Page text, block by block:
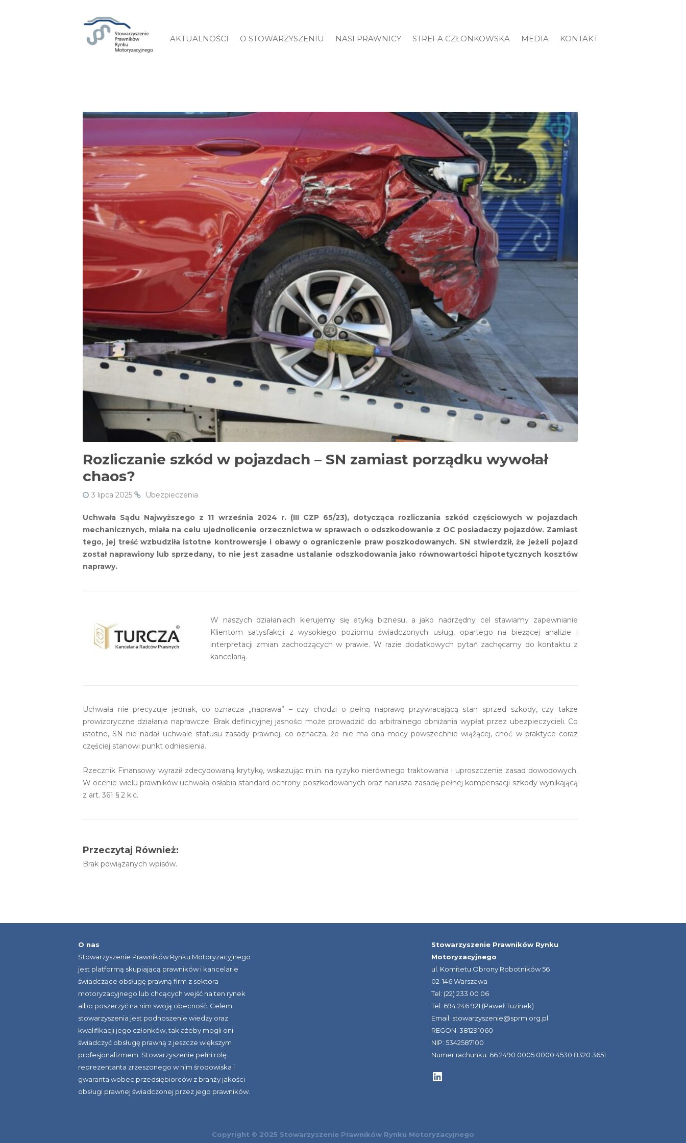
AKTUALNOŚCI O STOWARZYSZENIU NASI PRAWNICY STREFA CZŁONKOWSKA MEDIA KONTAKT
Rozliczanie szkód w pojazdach – SN zamiast porządku wywołał
chaos?
3 lipca 2025 Ubezpieczenia
Uchwała Sądu Najwyższego z 11 września 2024 r. (III CZP 65/23), dotycząca rozliczania szkód częściowych w pojazdach
mechanicznych, miała na celu ujednolicenie orzecznictwa w sprawach o odszkodowanie z OC posiadaczy pojazdów. Zamiast
tego, jej treść wzbudziła istotne kontrowersje i obawy o ograniczenie praw poszkodowanych. SN stwierdził, że jeżeli pojazd
został naprawiony lub sprzedany, to nie jest zasadne ustalanie odszkodowania jako równowartości hipotetycznych kosztów
naprawy.
W naszych działaniach kierujemy się etyką biznesu, a jako nadrzędny cel stawiamy zapewnianie
Klientom satysfakcji z wysokiego poziomu świadczonych usług, opartego na bieżącej analizie i
interpretacji zmian zachodzących w prawie. W razie dodatkowych pytań zachęcamy do kontaktu z
kancelarią.
Uchwała nie precyzuje jednak, co oznacza „naprawa” – czy chodzi o pełną naprawę przywracającą stan sprzed szkody, czy także
prowizoryczne działania naprawcze. Brak definicyjnej jasności może prowadzić do arbitralnego obniżania wypłat przez ubezpieczycieli. Co
istotne, SN nie nadał uchwale statusu zasady prawnej, co oznacza, że nie ma ona mocy powszechnie wiążącej, choć w praktyce coraz
częściej stanowi punkt odniesienia.
Rzecznik Finansowy wyraził zdecydowaną krytykę, wskazując m.in. na ryzyko nierównego traktowania i uproszczenie zasad dowodowych.
W ocenie wielu prawników uchwała osłabia standard ochrony poszkodowanych oraz narusza zasadę pełnej kompensacji szkody wynikającą
z art. 361 § 2 k.c.
Przeczytaj Również:
Brak powiązanych wpisów.
O nas
Stowarzyszenie Prawników Rynku Motoryzacyjnego
jest platformą skupiającą prawników i kancelarie
świadczące obsługę prawną firm z sektora
motoryzacyjnego lub chcących wejść na ten rynek
albo poszerzyć na nim swoją obecność. Celem
stowarzyszenia jest podnoszenie wiedzy oraz
kwalifikacji jego członków, tak ażeby mogli oni
świadczyć obsługę prawną z jeszcze większym
profesjonalizmem. Stowarzyszenie pełni rolę
reprezentanta zrzeszonego w nim środowiska i
gwaranta wobec przedsiębiorców z branży jakości
obsługi prawnej świadczonej przez jego prawników.
Stowarzyszenie Prawników Rynku
Motoryzacyjnego
ul. Komitetu Obrony Robotników 56
02-146 Warszawa
Tel: (22) 233 00 06
Tel: 694 246 921 (Paweł Tuzinek)
Email: stowarzyszenie@sprm.org.pl
REGON: 381291060
NIP: 5342587100
Numer rachunku: 66 2490 0005 0000 4530 8320 3651
LinkedIn
Copyright © 2025 Stowarzyszenie Prawników Rynku Motoryzacyjnego